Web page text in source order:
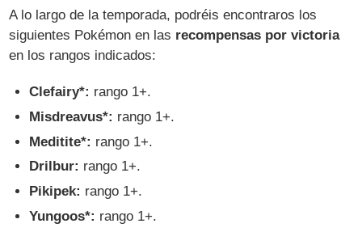
A lo largo de la temporada, podréis encontraros los
siguientes Pokémon en las recompensas por victoria
en los rangos indicados:
Clefairy*: rango 1+.
Misdreavus*: rango 1+.
Meditite*: rango 1+.
Drilbur: rango 1+.
Pikipek: rango 1+.
Yungoos*: rango 1+.